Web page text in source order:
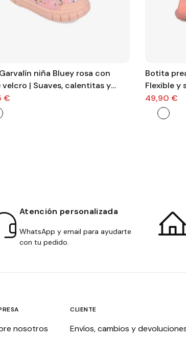
niña Bluey rosa con
velcro | Suaves, calentitas y
magia
€
Botita
Flexible y
49,90 €
Atención personalizada
WhatsApp y email para ayudarte
con tu pedido.
nosotros
CLIENTE
Envíos, cambios y